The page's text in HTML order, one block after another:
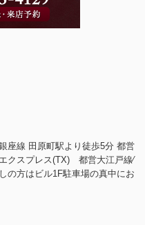
座線 田原町駅より徒歩5分 都営
クスプレス(TX) 都営大江戸線⁄
の方はビル1F駐車場の真中にお